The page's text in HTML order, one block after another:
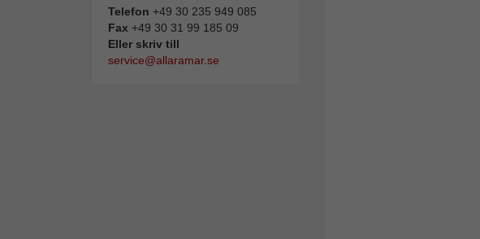
Telefon +49 30 235 949 085
Fax +49 30 31 99 185 09
Eller skriv till
service@allaramar.se